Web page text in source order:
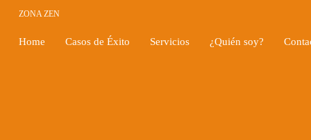
ZONA ZEN
Home Casos de Éxito Servicios ¿Quién soy?